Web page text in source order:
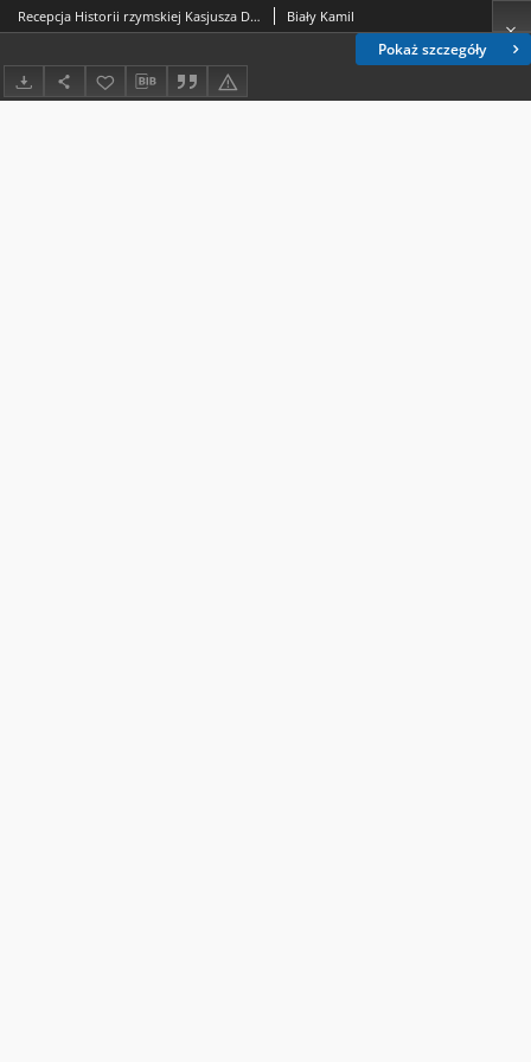
Pokaż szczegóły
Recepcja Historii rzymskiej Kasjusza Diona w rozdziale Epitome Jana Ksyfilinosa poświęconym Pompejuszowi Biały Kamil